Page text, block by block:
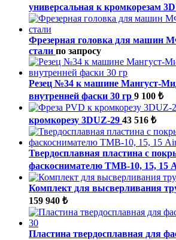
универсальная к кромкорезам
Фрезерная головка для машин
стали по запросу
Резец №34 к машине Мангуст-
внутренней фаски 30 гр 9 100 ₺
кромкорезу 3DUZ-29 43 516 ₺
Твердосплавная пластина с
фаскоснимателю ТМВ-10, 15, 15
Комплект для высверливания
159 940 ₺
Пластина твердосплавная для